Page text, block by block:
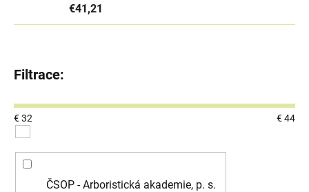
€41,21
€32 €44
ČSOP - Arboristická akademie, p. s.